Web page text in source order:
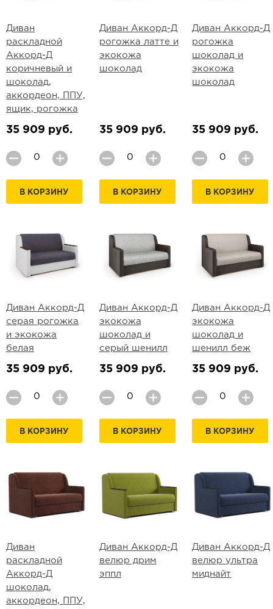
Диван
раскладной
Аккорд-Д
коричневый и
шоколад,
аккордеон, ППУ,
ящик, рогожка
35 909 руб.
В КОРЗИНУ
Диван Аккорд-Д
рогожка латте и
экокожа
шоколад
35 909 руб.
В КОРЗИНУ
Диван Аккорд-Д
рогожка
шоколад и
экокожа
шоколад
35 909 руб.
В КОРЗИНУ
Диван Аккорд-Д
серая рогожка
и экокожа
белая
35 909 руб.
В КОРЗИНУ
Диван Аккорд-Д
экокожа
шоколад и
серый шенилл
35 909 руб.
В КОРЗИНУ
Диван Аккорд-Д
экокожа
шоколад и
шенилл беж
35 909 руб.
В КОРЗИНУ
Диван
раскладной
Аккорд-Д
шоколад,
аккордеон, ППУ,
Диван Аккорд-Д
велюр дрим
эппл
Диван Аккорд-Д
велюр ультра
миднайт